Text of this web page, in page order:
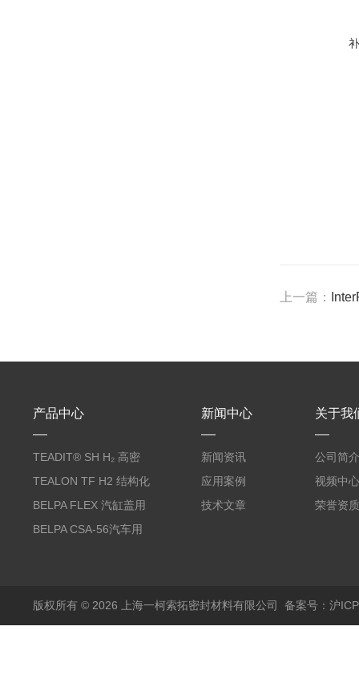
上一篇：
产品中心
TEADIT® SH H₂ 高密
度纯PTFE垫片
TEALON TF H2 结构化
PTFE垫片
BELPA FLEX 汽缸盖用
无石棉金属增强密封垫
BELPA CSA-56汽车用
新闻中心
新闻资讯
应用案例
技术文章
关于我
公司简介
视频中心
荣誉资质
版权所有 © 2026 上海一柯索拓密封材料有限公司 备案号：沪